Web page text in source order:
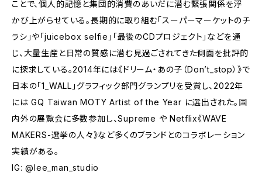
ことで、個人的記憶と集団的消費のあいだに潜む緊張関係を浮
かび上がらせている。長期的に取り組む「スーパーマーケットのチ
ラシ」や「juicebox selfie」「最後のCDプロジェクト」などを通
じ、大量生産と日常の質感に潜む見過ごされてきた側面を批評的
に探求している。2014年には《ドリーム・あの子（Don’t_stop）》で
日本の「1_WALL」グラフィック部門グランプリを受賞し、2022年
には GQ Taiwan MOTY Artist of the Year に選出された。国
内外の展覧会に多数参加し、Supreme や Netflix《WAVE
MAKERS-選挙の人々》など多くのブランドとのコラボレーション
実績がある。
IG: @lee_man_studio